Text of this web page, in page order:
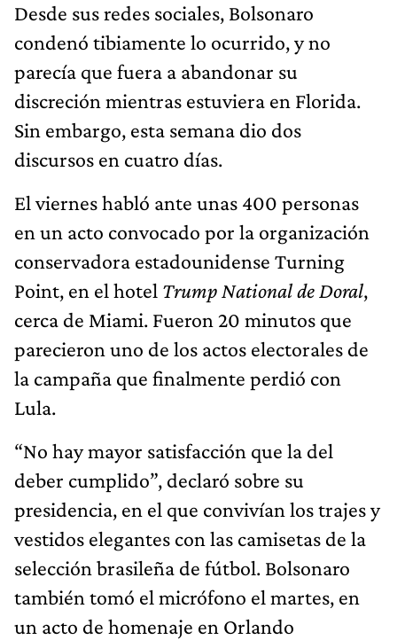
Desde sus redes sociales, Bolsonaro
condenó tibiamente lo ocurrido, y no
parecía que fuera a abandonar su
discreción mientras estuviera en Florida.
Sin embargo, esta semana dio dos
discursos en cuatro días.
El viernes habló ante unas 400 personas
en un acto convocado por la organización
conservadora estadounidense Turning
Point, en el hotel Trump National de Doral,
cerca de Miami. Fueron 20 minutos que
parecieron uno de los actos electorales de
la campaña que finalmente perdió con
Lula.
“No hay mayor satisfacción que la del
deber cumplido”, declaró sobre su
presidencia, en el que convivían los trajes y
vestidos elegantes con las camisetas de la
selección brasileña de fútbol. Bolsonaro
también tomó el micrófono el martes, en
un acto de homenaje en Orlando